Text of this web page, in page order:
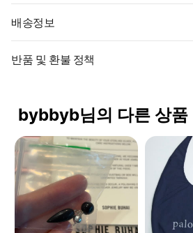
배송정보
반품 및 환불 정책
bybbyb님의 다른 상품